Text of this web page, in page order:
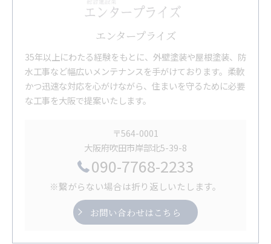
エンタープライズ
35年以上にわたる経験をもとに、外壁塗装や屋根塗装、防
水工事など幅広いメンテナンスを手がけております。柔軟
かつ迅速な対応を心がけながら、住まいを守るために必要
な工事を大阪で提案いたします。
〒564-0001
大阪府吹田市岸部北5-39-8
090-7768-2233
※繋がらない場合は折り返しいたします。
お問い合わせはこちら